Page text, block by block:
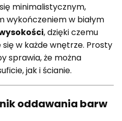
minimalistycznym,
wykończeniem w białym
, dzięki czemu
w każde wnętrze. Prosty
sprawia, że można
jak i ścianie.
oddawania barw